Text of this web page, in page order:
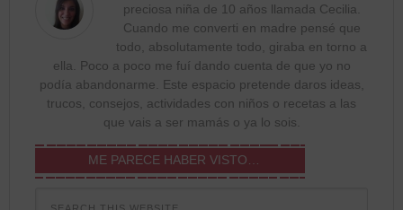
preciosa niña de 10 años llamada Cecilia.
Cuando me converti en madre pensé que
todo, absolutamente todo, giraba en torno a
ella. Poco a poco me fuí dando cuenta de que yo no
podía abandonarme. Este espacio pretende daros ideas,
trucos, consejos, actividades con niños o recetas a las
que vais a ser mamás o ya lo sois.
ME PARECE HABER VISTO…